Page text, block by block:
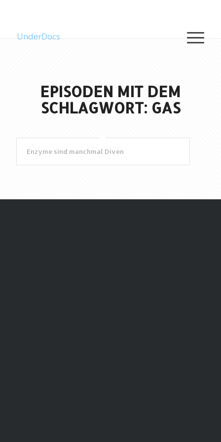
UnderDocs
EPISODEN MIT DEM
SCHLAGWORT: GAS
Enzyme sind manchmal Diven